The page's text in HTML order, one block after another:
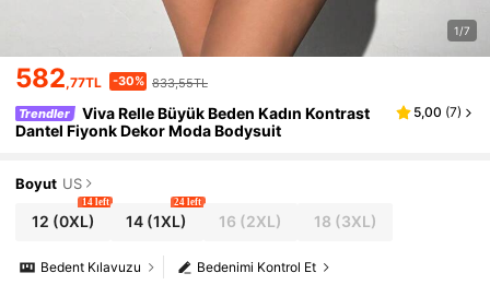
1/7
582,77TL -30% 833,55TL
Trendler
Viva Relle Büyük Beden Kadın Kontrast
Dantel Fiyonk Dekor Moda Bodysuit
5,00 (7)
Boyut US
12 (0XL)
14 left
14 (1XL)
24 left
16 (2XL) 18 (3XL)
Bedenimi Kontrol Et
Bedent Kılavuzu